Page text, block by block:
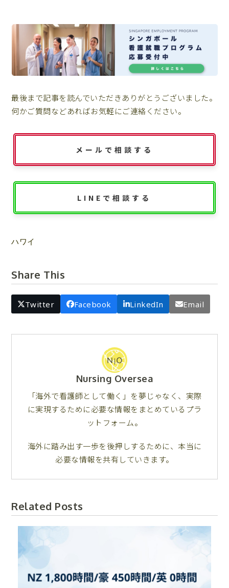
最後まで記事を読んでいただきありがとうございました。
何かご質問などあればお気軽にご連絡ください。
メールで相談する
LINEで相談する
ハワイ
Share This
Twitter Facebook LinkedIn Email
Nursing Oversea
「海外で看護師として働く」を夢じゃなく、実際
に実現するために必要な情報をまとめているプラ
ットフォーム。
海外に踏み出す一歩を後押しするために、本当に
必要な情報を共有していきます。
Related Posts